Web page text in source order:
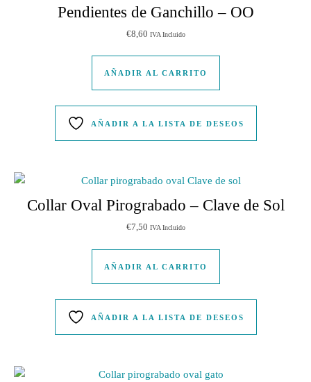
Pendientes de Ganchillo – OO
€8,60 IVA Incluido
AÑADIR AL CARRITO
AÑADIR A LA LISTA DE DESEOS
Collar Oval Pirograbado – Clave de Sol
€7,50 IVA Incluido
AÑADIR AL CARRITO
AÑADIR A LA LISTA DE DESEOS